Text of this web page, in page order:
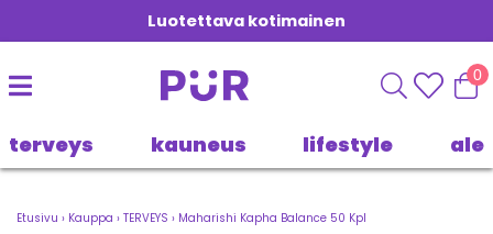
Luotettava kotimainen
0
terveys kauneus lifestyle ale
Etusivu › Kauppa › TERVEYS › Maharishi Kapha Balance 50 Kpl